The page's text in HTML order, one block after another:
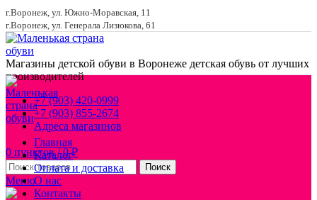
г.Воронеж, ул. Южно-Моравская, 11
г.Воронеж, ул. Генерала Лизюкова, 61
Магазины детской обуви в Воронеже детская обувь от лучших
производителей
+7 (903) 420-0999
+7 (903) 855-2674
Адреса магазинов
0 пунктов / 0₽
Поиск
Меню
Главная
Каталог
Оплата и доставка
О нас
Контакты